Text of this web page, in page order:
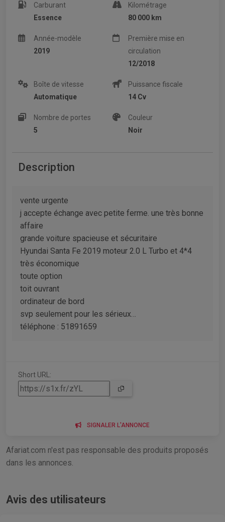
Carburant
Essence
Kilométrage
80 000 km
Année-modèle
2019
Première mise en
circulation
12/2018
Boîte de vitesse
Automatique
Puissance fiscale
14 Cv
Nombre de portes
5
Couleur
Noir
Description
vente urgente
j accepte échange avec petite ferme. une très bonne
affaire
grande voiture spacieuse et sécuritaire
Hyundai Santa Fe 2019 moteur 2.0 L Turbo et 4*4
très économique
toute option
toit ouvrant
ordinateur de bord
svp seulement pour les sérieux…
téléphone : 51891659
Short URL:
SIGNALER L'ANNONCE
Afariat.com n'est pas responsable des produits proposés
dans les annonces.
Avis des utilisateurs